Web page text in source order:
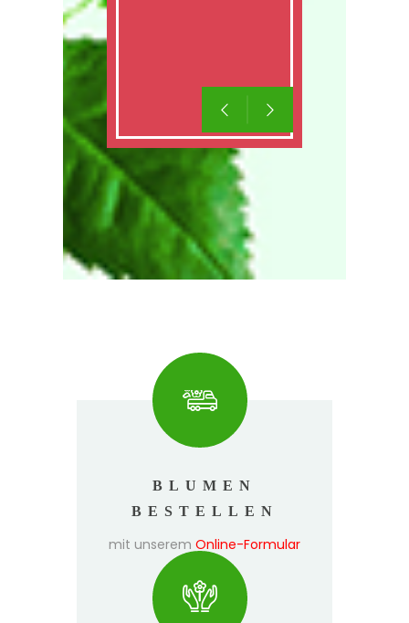
BLUMEN
BESTELLEN
mit unserem Online-Formular